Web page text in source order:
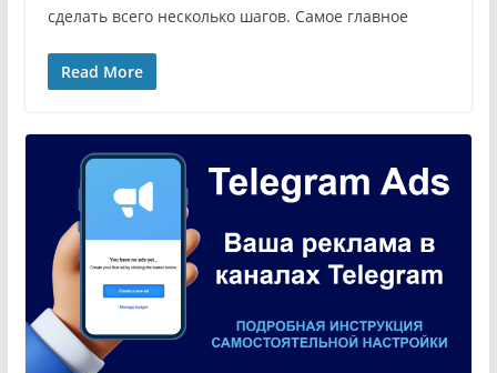
сделать всего несколько шагов. Самое главное
Read More